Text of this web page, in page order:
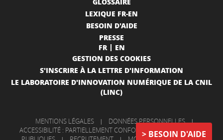
BESOIN D'AIDE
LEXIQUE FR-EN
BESOIN D'AIDE
PRESSE
FR
EN
GESTION DES COOKIES
S'INSCRIRE À LA LETTRE D'INFORMATION
LE LABORATOIRE D'INNOVATION NUMÉRIQUE DE LA CNIL
(LINC)
MENTIONS LÉGALES | DONNÉES PERSONNELLES |
ACCESSIBILITÉ : PARTIELLEMENT CONFORME
|
INFORMATIONS